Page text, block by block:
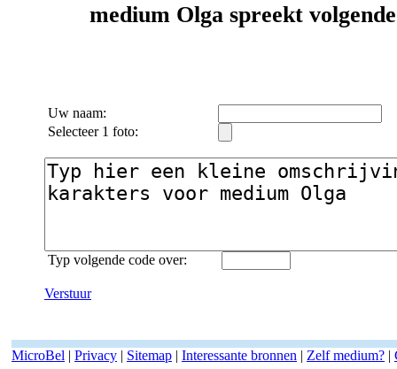
medium Olga spreekt
Uw naam:
Selecteer 1 foto:
Typ volgende code over:
Verstuur
MicroBel | Privacy | Sitemap | Interessante bronnen | Zelf medium? |